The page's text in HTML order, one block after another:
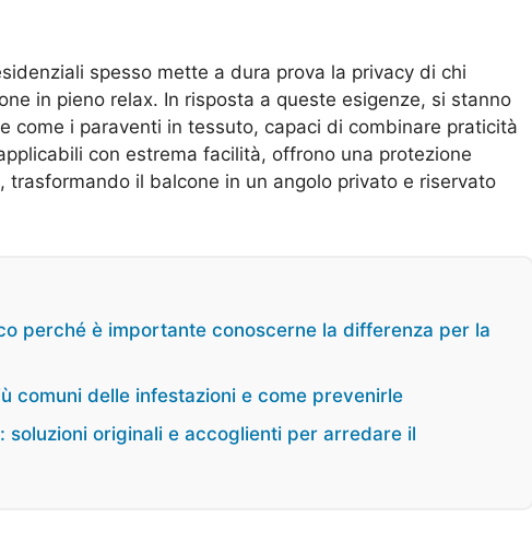
spesso mette a dura prova la privacy di chi
in pieno relax. In risposta a queste esigenze, si stanno
come i paraventi in tessuto, capaci di combinare praticità
con estrema facilità, offrono una protezione
il balcone in un angolo privato e riservato
perché è importante conoscerne la differenza per la
comuni delle infestazioni e come prevenirle
soluzioni originali e accoglienti per arredare il